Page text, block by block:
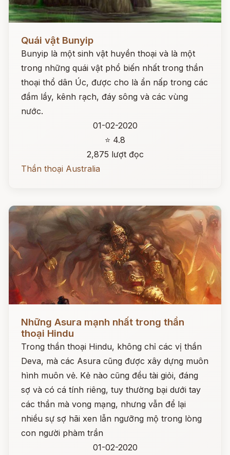
Quái vật Bunyip
Bunyip là một sinh vật huyền thoại và là một
trong những quái vật phổ biến nhất trong thần
thoại thổ dân Úc, được cho là ẩn nấp trong các
đầm lầy, kênh rạch, đáy sông và các vùng
nước.
01-02-2020
⭐ 4.8
2,875 lượt đọc
Thần thoại Australia
Những Asura mạnh nhất trong thần
thoại Hindu
Trong thần thoại Hindu, không chỉ các vị thần
Deva, mà các Asura cũng được xây dựng muôn
hình muôn vẻ. Kẻ nào cũng đều tài giỏi, đáng
sợ và có cá tính riêng, tuy thường bại dưới tay
các thần mà vong mạng, nhưng vẫn để lại
nhiều sự sợ hãi xen lẫn ngưỡng mộ trong lòng
con người phàm trần
01-02-2020